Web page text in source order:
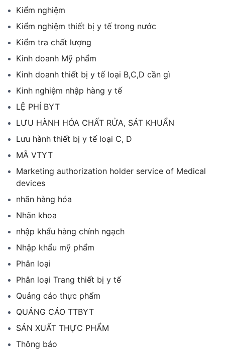
Kiểm nghiệm
Kiểm nghiệm thiết bị y tế trong nước
Kiểm tra chất lượng
Kinh doanh Mỹ phẩm
Kinh doanh thiết bị y tế loại B,C,D cần gì
Kinh nghiệm nhập hàng y tế
LỆ PHÍ BYT
LƯU HÀNH HÓA CHẤT RỬA, SÁT KHUẨN
Lưu hành thiết bị y tế loại C, D
MÃ VTYT
Marketing authorization holder service of Medical
devices
nhãn hàng hóa
Nhãn khoa
nhập khẩu hàng chính ngạch
Nhập khẩu mỹ phẩm
Phân loại
Phân loại Trang thiết bị y tế
Quảng cáo thực phẩm
QUẢNG CÁO TTBYT
SẢN XUẤT THỰC PHẨM
Thông báo